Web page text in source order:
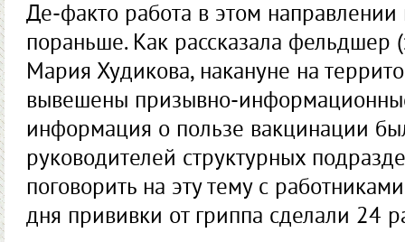
Де-факто работа в этом направлении
пораньше. Как рассказала
Мария Худикова, накануне на
вывешены призывно-
информация о пользе вакцинации
руководителей структурных
поговорить на эту тему с
дня прививки от гриппа сделали 24